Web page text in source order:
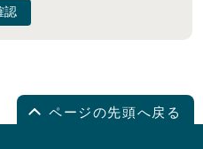
認
ページの先頭へ戻る